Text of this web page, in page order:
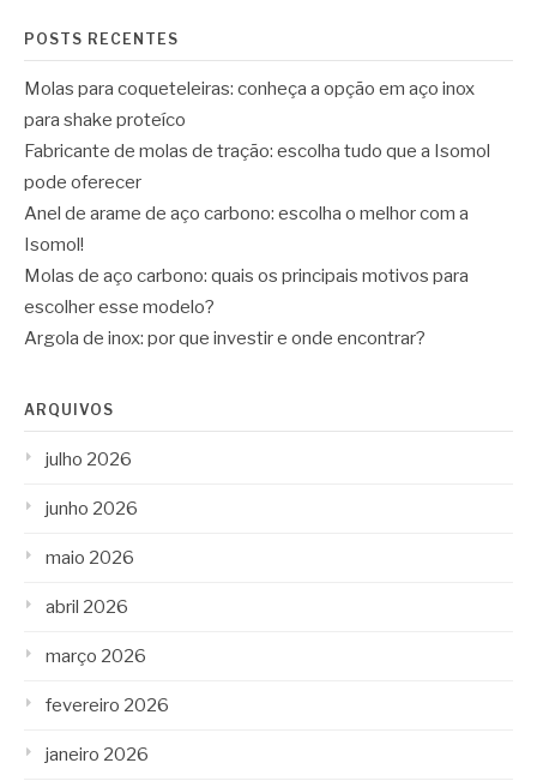
POSTS RECENTES
Molas para coqueteleiras: conheça a opção em aço inox
para shake proteíco
Fabricante de molas de tração: escolha tudo que a Isomol
pode oferecer
Anel de arame de aço carbono: escolha o melhor com a
Isomol!
Molas de aço carbono: quais os principais motivos para
escolher esse modelo?
Argola de inox: por que investir e onde encontrar?
ARQUIVOS
julho 2026
junho 2026
maio 2026
abril 2026
março 2026
fevereiro 2026
janeiro 2026